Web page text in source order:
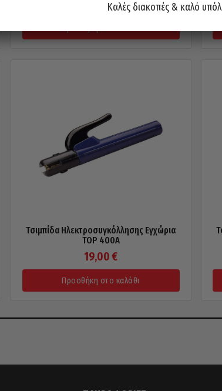
6,50€
Τσιμπίδα Ηλεκτροσυγκόλλησης Εγχώρια
TOP 400A
19,00 €
Προσθήκη στο καλάθι
Καλές διακοπές & καλό